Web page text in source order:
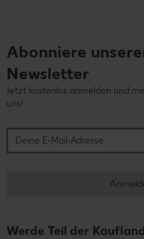
Abonniere
Newsletter
Jetzt kostenlos anmelden und
uns!
Werde Teil der